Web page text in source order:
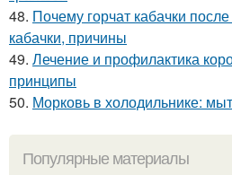
48. Почему горчат кабачки
кабачки, причины
49. Лечение и профилактика
принципы
50. Морковь в холодильнике:
Популярные материалы